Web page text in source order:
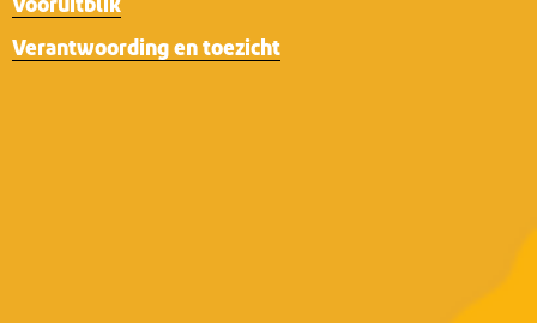
Vooruitblik
Verantwoording en toezicht